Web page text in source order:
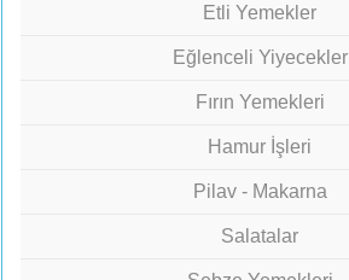
Etli Yemekler
Eğlenceli Yiyecekler
Fırın Yemekleri
Hamur İşleri
Pilav - Makarna
Salatalar